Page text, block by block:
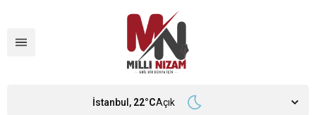
İstanbul, 22°CAçık